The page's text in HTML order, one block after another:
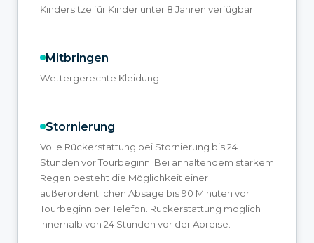
Kindersitze für Kinder unter 8 Jahren verfügbar.
Mitbringen
Wettergerechte Kleidung
Stornierung
Volle Rückerstattung bei Stornierung bis 24
Stunden vor Tourbeginn. Bei anhaltendem starkem
Regen besteht die Möglichkeit einer
außerordentlichen Absage bis 90 Minuten vor
Tourbeginn per Telefon. Rückerstattung möglich
innerhalb von 24 Stunden vor der Abreise.